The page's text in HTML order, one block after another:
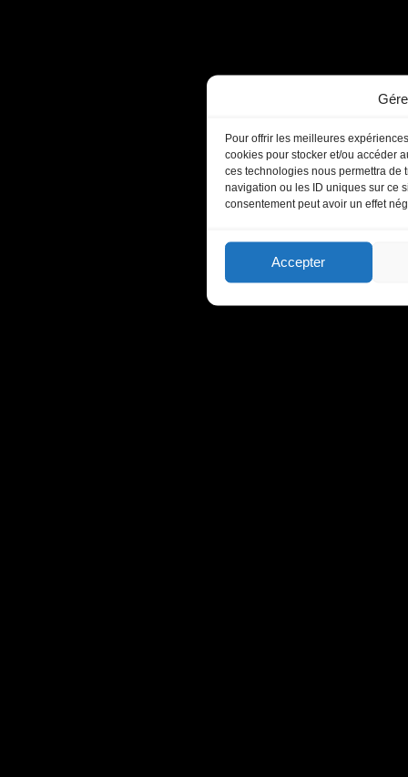
Pour offrir les meilleures
cookies pour stocker et/ou accéder
ces technologies nous permettra de
navigation ou les ID uniques sur ce
consentement peut avoir un effet
Accepter